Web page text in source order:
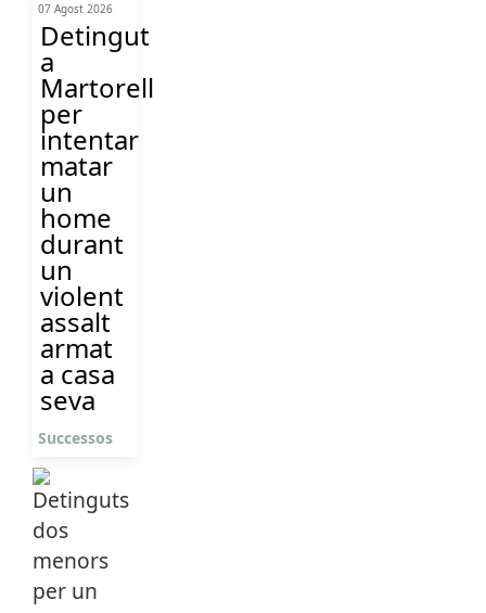
07 Agost 2026
Detingut
a
Martorell
per
intentar
matar
un
home
durant
un
violent
assalt
armat
a casa
seva
Successos